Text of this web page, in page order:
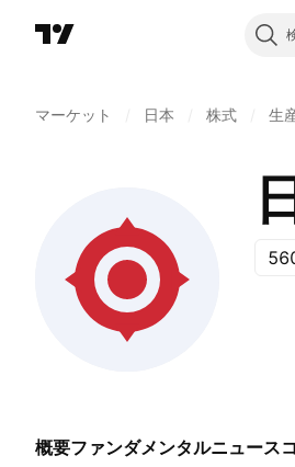
マーケット 日本 株式 生
概要ファンダメンタルニュース